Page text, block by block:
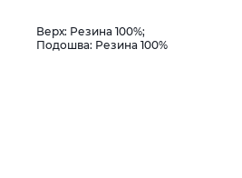
Верх: Резина 100%;
Подошва: Резина 100%